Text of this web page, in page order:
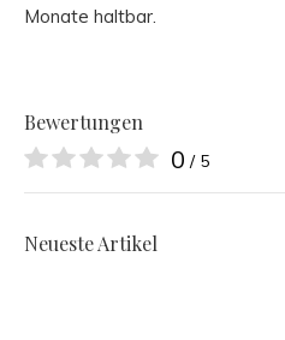
Monate haltbar.
Bewertungen
0 / 5
Neueste Artikel